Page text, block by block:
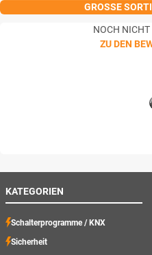
GROSSE
NOCH NICHT
ZU DEN
KATEGORIEN
Schalterprogramme / KNX
Sicherheit